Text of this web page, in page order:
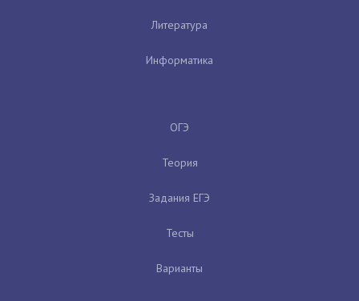
Литература
Информатика
ОГЭ
Теория
Задания ЕГЭ
Тесты
Варианты